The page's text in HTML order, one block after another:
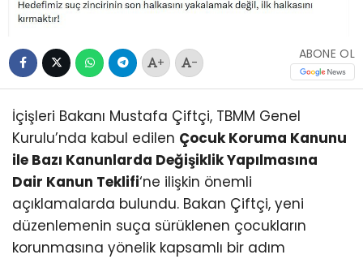
+ -
ABONE OL
İçişleri Bakanı Mustafa Çiftçi, TBMM Genel
Kurulu’nda kabul edilen Çocuk Koruma Kanunu
ile Bazı Kanunlarda Değişiklik Yapılmasına
Dair Kanun Teklifi‘ne ilişkin önemli
açıklamalarda bulundu. Bakan Çiftçi, yeni
düzenlemenin suça sürüklenen çocukların
korunmasına yönelik kapsamlı bir adım